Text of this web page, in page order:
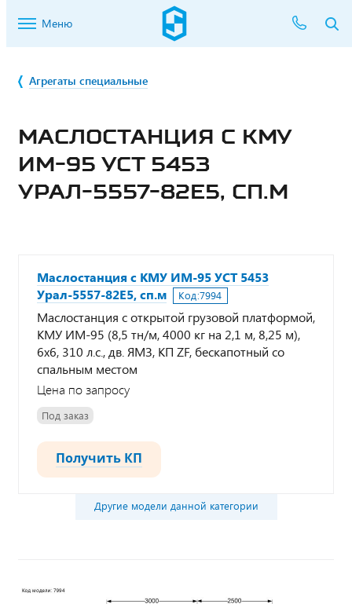
Меню
Агрегаты специальные
МАСЛОСТАНЦИЯ С КМУ
ИМ-95 УСТ 5453
УРАЛ-5557-82Е5, СП.М
Маслостанция с КМУ ИМ-95 УСТ 5453
Урал-5557-82Е5, сп.м
Код:7994
Маслостанция с открытой грузовой платформой,
КМУ ИМ-95 (8,5 тн/м, 4000 кг на 2,1 м, 8,25 м),
6х6, 310 л.с., дв. ЯМЗ, КП ZF, бескапотный со
спальным местом
Цена по запросу
Под заказ
Получить КП
Другие модели данной категории